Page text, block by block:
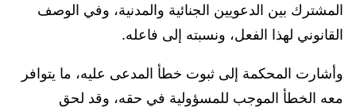
المشترك بين الدعويين الجنائية والمدنية، وفي الوصف
القانوني لهذا الفعل، ونسبته إلى فاعله.
وأشارت المحكمة إلى ثبوت خطأ المدعى عليه، ما يتوافر
معه الخطأ الموجب للمسؤولية في حقه، وقد لحق